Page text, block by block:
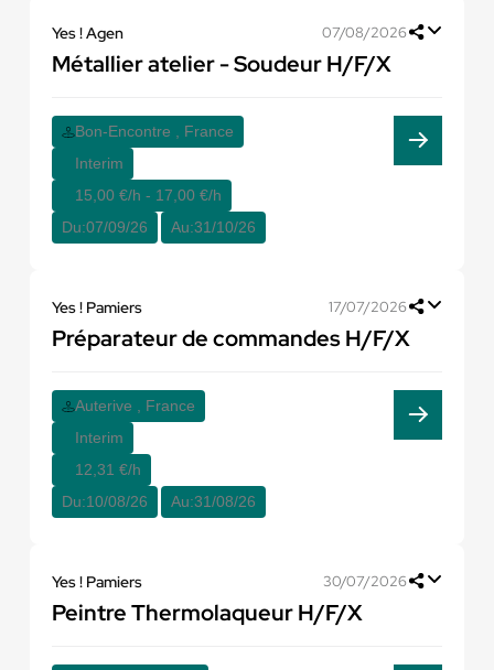
Yes ! Agen 07/08/2026
Métallier atelier - Soudeur H/F/X
Bon-Encontre , France
Interim
15,00 €/h - 17,00 €/h
Du:07/09/26 Au:31/10/26
Yes ! Pamiers 17/07/2026
Préparateur de commandes H/F/X
Auterive , France
Interim
12,31 €/h
Du:10/08/26 Au:31/08/26
Yes ! Pamiers 30/07/2026
Peintre Thermolaqueur H/F/X